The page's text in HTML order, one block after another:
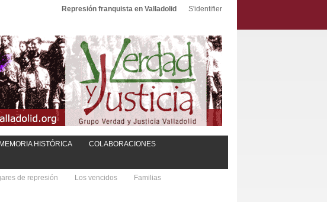
Represión franquista en Valladolid S'identifier
MEMORIA HISTÓRICA
COLABORACIONES
de represión Los vencidos Familias